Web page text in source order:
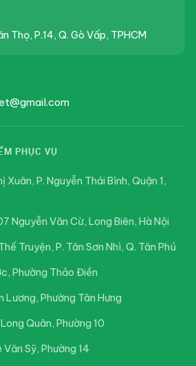
Thọ, P.14, Q. Gò Vấp, TPHCM
PHỤC VỤ
Xuân, P. Nguyễn Thái Bình, Quận 1,
Nguyễn Văn Cừ, Long Biên, Hà Nội
Truyện, P. Tân Sơn Nhì, Q. Tân Phú
Phường Thảo Điền
Lương, Phường Tân Hưng
Quân, Phường 10
Sỹ, Phường 14